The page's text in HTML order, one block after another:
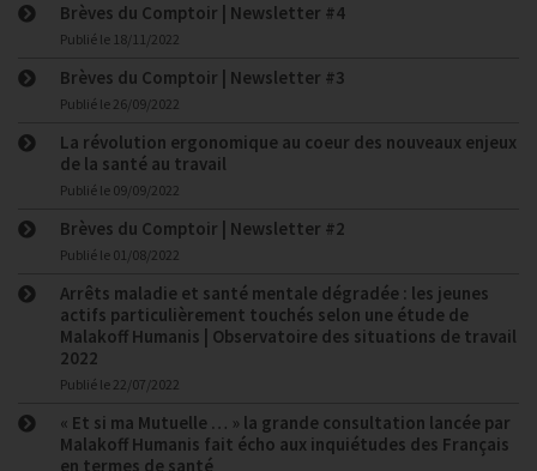
Brèves du Comptoir | Newsletter #4
Publié le 18/11/2022
Brèves du Comptoir | Newsletter #3
Publié le 26/09/2022
La révolution ergonomique au coeur des nouveaux enjeux
de la santé au travail
Publié le 09/09/2022
Brèves du Comptoir | Newsletter #2
Publié le 01/08/2022
Arrêts maladie et santé mentale dégradée : les jeunes
actifs particulièrement touchés selon une étude de
Malakoff Humanis | Observatoire des situations de travail
2022
Publié le 22/07/2022
« Et si ma Mutuelle … » la grande consultation lancée par
Malakoff Humanis fait écho aux inquiétudes des Français
en termes de santé